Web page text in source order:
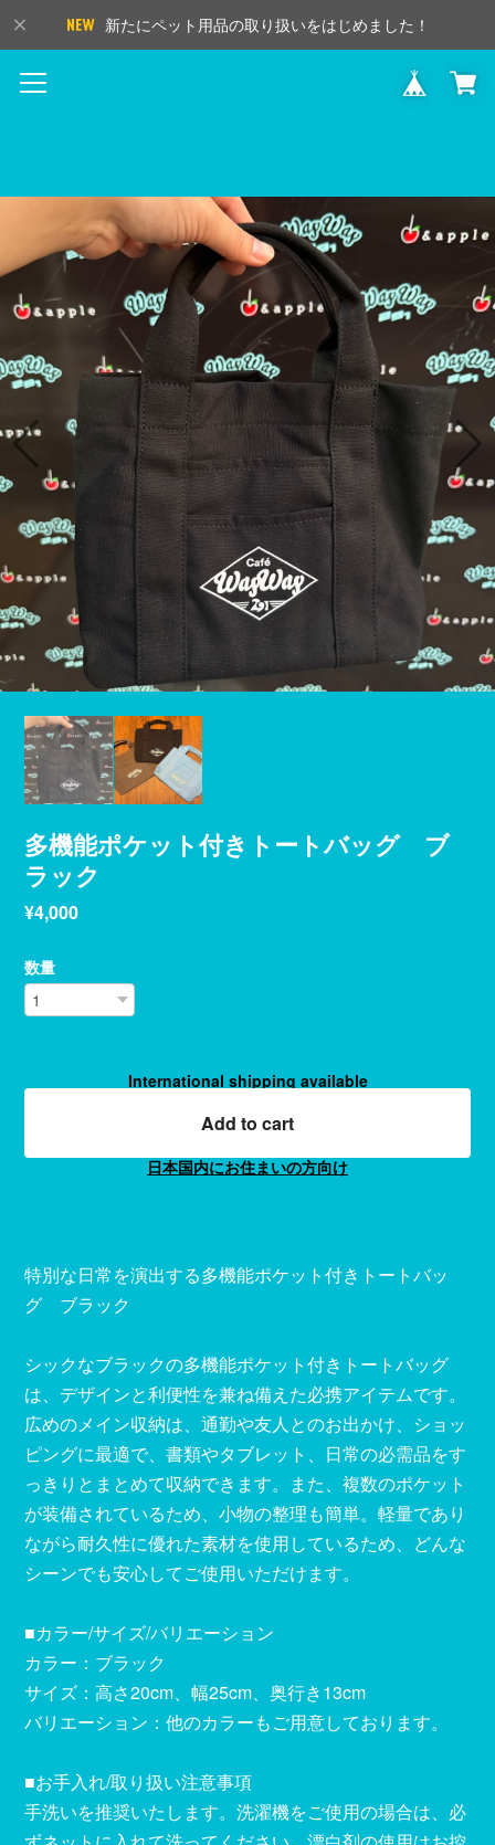
新たにペット用品の取り扱いをはじめました！
多機能ポケット付きトートバッグ ブ
ラック
¥4,000
数量
International shipping available
Add to cart
日本国内にお住まいの方向け
特別な日常を演出する多機能ポケット付きトートバッ
グ ブラック
シックなブラックの多機能ポケット付きトートバッグ
は、デザインと利便性を兼ね備えた必携アイテムです。
広めのメイン収納は、通勤や友人とのお出かけ、ショッ
ピングに最適で、書類やタブレット、日常の必需品をす
っきりとまとめて収納できます。また、複数のポケット
が装備されているため、小物の整理も簡単。軽量であり
ながら耐久性に優れた素材を使用しているため、どんな
シーンでも安心してご使用いただけます。
■カラー/サイズ/バリエーション
カラー：ブラック
サイズ：高さ20cm、幅25cm、奥行き13cm
バリエーション：他のカラーもご用意しております。
■お手入れ/取り扱い注意事項
手洗いを推奨いたします。洗濯機をご使用の場合は、必